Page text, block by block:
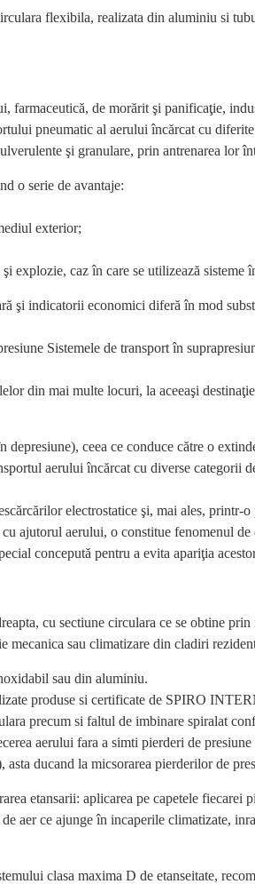
flexibila, realizata din aluminiu si
de morărit şi panificaţie,
pneumatic al aerului încărcat cu
şi granulare, prin antrenarea lor
o serie de avantaje:
exterior;
explozie, caz în care se utilizează sisteme
şi indicatorii economici diferă în mod
Sistemele de transport în
din mai multe locuri, la aceeaşi
ceea ce conduce către o
aerului încărcat cu diverse
electrostatice şi, mai ales,
ajutorul aerului, o constitue fenomenul
concepută pentru a evita apariţia
cu sectiune circulara ce se obtine
sau climatizare din cladiri
sau din aluminiu.
produse si certificate de SPIRO
precum si faltul de imbinare spiralat
aerului fara a simti pierderi de
ducand la micsorarea pierderilor de
etansarii: aplicarea pe capetele
aer ce ajunge în incaperile climatizate,
clasa maxima D de etanseitate,